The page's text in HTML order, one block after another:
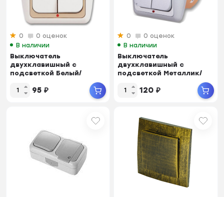
0
0 оценок
В наличии
Выключатель
двухклавишный с
подсветкой Белый/
26341 895 ₽
0
0 оценок
В наличии
Выключатель
двухклавишный с
подсветкой Металлик/
120 ₽